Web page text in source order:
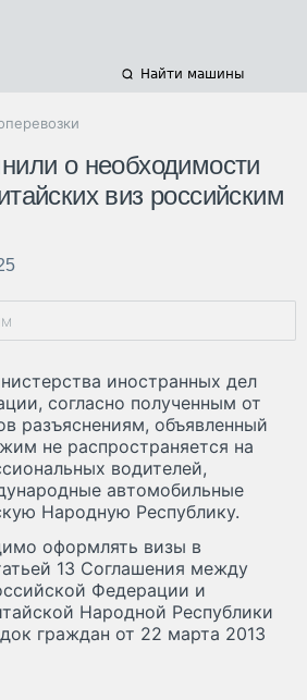
Найти машины
о необходимости
виз российским
иностранных дел
согласно полученным от
разъяснениям, объявленный
не распространяется на
водителей,
автомобильные
Народную Республику.
оформлять визы в
13 Соглашения между
Федерации и
Народной Республики
граждан от 22 марта 2013